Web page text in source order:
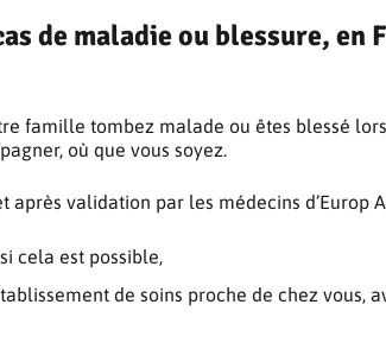
de maladie ou blessure, en
famille tombez malade ou êtes blessé
où que vous soyez.
validation par les médecins d’Europ
cela est possible,
de soins proche de chez vous,